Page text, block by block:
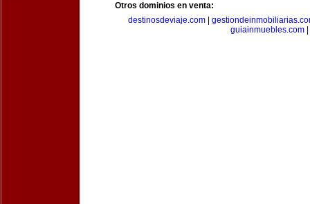
Otros dominios en venta:
destinosdeviaje.com|
guiainmuebles.com|